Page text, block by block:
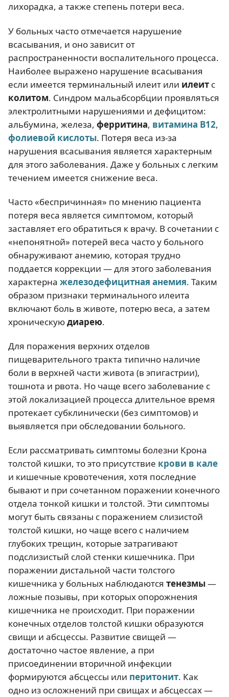
лихорадка, а также степень потери веса.
У больных часто отмечается нарушение
всасывания, и оно зависит от
распространенности воспалительного процесса.
Наиболее выражено нарушение всасывания
если имеется терминальный илеит или илеит с
колитом. Синдром мальабсорбции проявляться
электролитными нарушениями и дефицитом:
альбумина, железа, ферритина, витамина В12,
фолиевой кислоты. Потеря веса из-за
нарушения всасывания является характерным
для этого заболевания. Даже у больных с легким
течением имеется снижение веса.
Часто «беспричинная» по мнению пациента
потеря веса является симптомом, который
заставляет его обратиться к врачу. В сочетании с
«непонятной» потерей веса часто у больного
обнаруживают анемию, которая трудно
поддается коррекции — для этого заболевания
характерна железодефицитная анемия. Таким
образом признаки терминального илеита
включают боль в животе, потерю веса, а затем
хроническуюдиарею.
Для поражения верхних отделов
пищеварительного тракта типично наличие
боли в верхней части живота (в эпигастрии),
тошнота и рвота. Но чаще всего заболевание с
этой локализацией процесса длительное время
протекает субклинически (без симптомов) и
выявляется при обследовании больного.
Если рассматривать симптомы болезни Крона
толстой кишки, то это присутствие крови в кале
и кишечные кровотечения, хотя последние
бывают и при сочетанном поражении конечного
отдела тонкой кишки и толстой. Эти симптомы
могут быть связаны с поражением слизистой
толстой кишки, но чаще всего с наличием
глубоких трещин, которые затрагивают
подслизистый слой стенки кишечника. При
поражении дистальной части толстого
кишечника у больных наблюдаются тенезмы—
ложные позывы, при которых опорожнения
кишечника не происходит. При поражении
конечных отделов толстой кишки образуются
свищи и абсцессы. Развитие свищей —
достаточно частое явление, а при
присоединении вторичной инфекции
формируются абсцессы или перитонит. Как
одно из осложнений при свищах и абсцессах —